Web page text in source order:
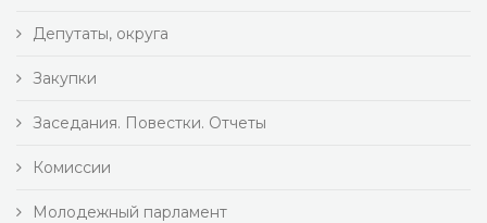
Депутаты, округа
Закупки
Заседания. Повестки. Отчеты
Комиссии
Молодежный парламент